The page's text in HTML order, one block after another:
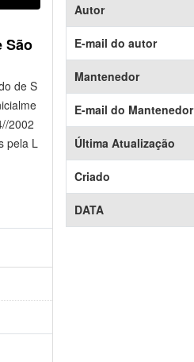
São
de S
2002
pela L
Autor
E-mail do autor
Mantenedor
E-mail do Mantenedor
Última Atualização
Criado
DATA